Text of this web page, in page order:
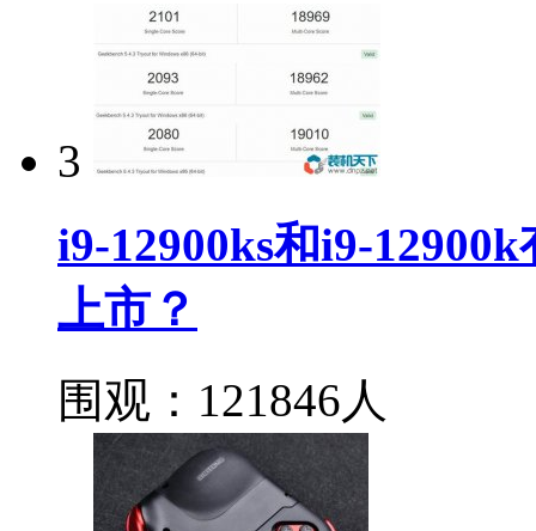
3
i9-12900ks和i9-
上市？
围观：121846人